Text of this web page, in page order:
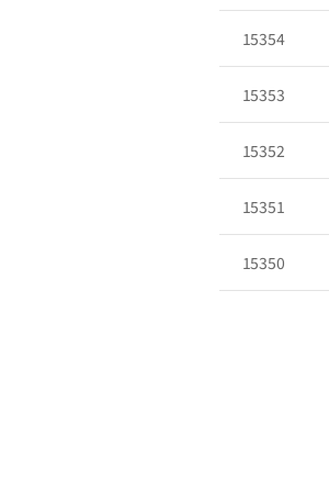
15354
15353
15352
15351
15350